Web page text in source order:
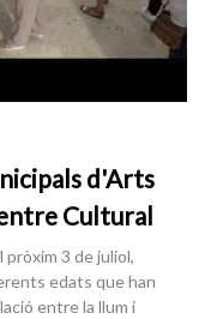
d'Arts
Cultural
pròxim 3 de juliol,
edats que han
entre la llum i